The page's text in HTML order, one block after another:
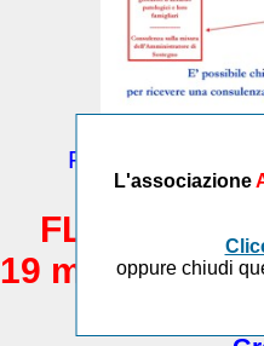
L'associazione
oppure chiudi
Puoi vedere
FLASH
19 maggio